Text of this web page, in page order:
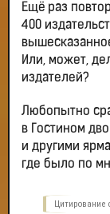
Ещё раз
400
Или, может,
издателей?
Любопытно
в Гостином
и другими
где было по
Цитирование